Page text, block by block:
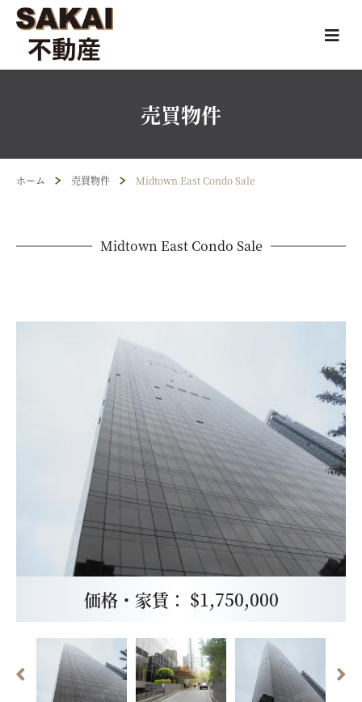
売買物件
ホーム 売買物件 Midtown East Condo Sale
Midtown East Condo Sale
価格・家賃： $1,750,000